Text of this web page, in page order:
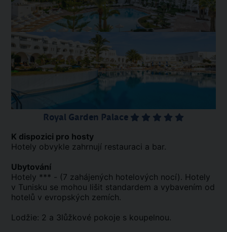
Royal Garden Palace
K dispozici pro hosty
Hotely obvykle zahrnují restauraci a bar.
Ubytování
Hotely *** - (7 zahájených hotelových nocí). Hotely
v Tunisku se mohou lišit standardem a vybavením od
hotelů v evropských zemích.
Lodžie: 2 a 3lůžkové pokoje s koupelnou.